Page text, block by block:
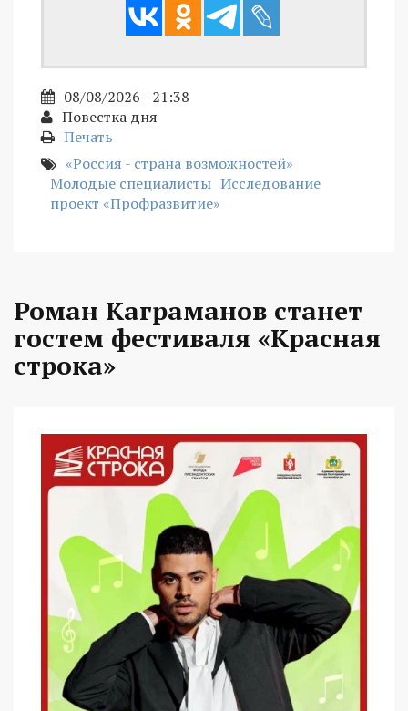
08/08/2026 - 21:38
Повестка дня
Печать
«Россия - страна возможностей»
Молодые специалисты Исследование
проект «Профразвитие»
Роман Каграманов станет
гостем фестиваля «Красная
строка»